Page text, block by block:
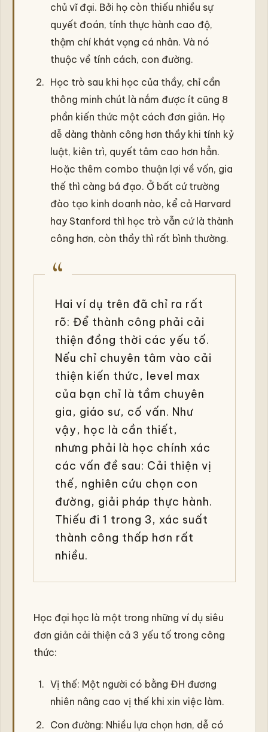
chủ vĩ đại. Bởi họ còn thiếu nhiều sự
quyết đoán, tính thực hành cao độ,
thậm chí khát vọng cá nhân. Và nó
thuộc về tính cách, con đường.
Học trò sau khi học của thầy, chỉ cần
thông minh chút là nắm được ít cũng 8
phần kiến thức một cách đơn giản. Họ
dễ dàng thành công hơn thầy khi tính kỷ
luật, kiên trì, quyết tâm cao hơn hẳn.
Hoặc thêm combo thuận lợi về vốn, gia
thế thì càng bá đạo. Ở bất cứ trường
đào tạo kinh doanh nào, kể cả Harvard
hay Stanford thì học trò vẫn cứ là thành
công hơn, còn thầy thì rất bình thường.
Hai ví dụ trên đã chỉ ra rất
rõ: Để thành công phải cải
thiện đồng thời các yếu tố.
Nếu chỉ chuyên tâm vào cải
thiện kiến thức, level max
của bạn chỉ là tầm chuyên
gia, giáo sư, cố vấn. Như
vậy, học là cần thiết,
nhưng phải là học chính xác
các vấn đề sau: Cải thiện vị
thế, nghiên cứu chọn con
đường, giải pháp thực hành.
Thiếu đi 1 trong 3, xác suất
thành công thấp hơn rất
nhiều.
Học đại học là một trong những ví dụ siêu
đơn giản cải thiện cả 3 yếu tố trong công
thức:
Vị thế: Một người có bằng ĐH đương
nhiên nâng cao vị thế khi xin việc làm.
Con đường: Nhiều lựa chọn hơn, dễ có